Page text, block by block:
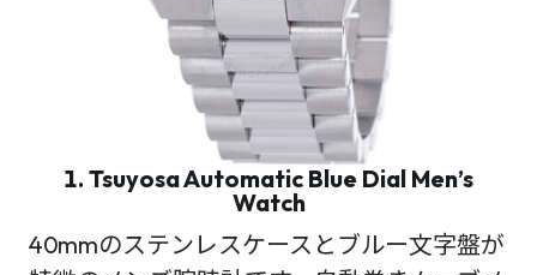
1. Tsuyosa Automatic Blue Dial Men’s
Watch
40mmのステンレスケースとブルー文字盤が